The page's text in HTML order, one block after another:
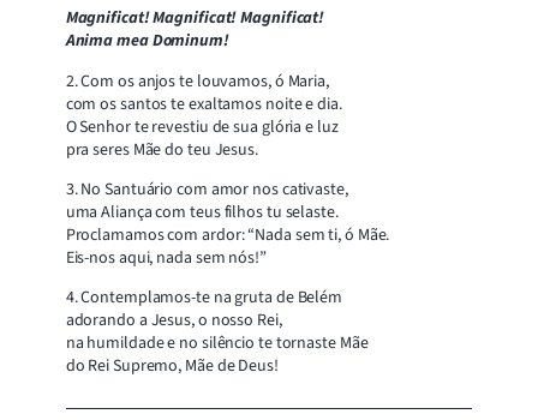
Magnificat! Magnificat! Magnificat!
Anima mea Dominum!
2. Com os anjos te louvamos, ó Maria,
com os santos te exaltamos noite e dia.
O Senhor te revestiu de sua glória e luz
pra seres Mãe do teu Jesus.
3. No Santuário com amor nos cativaste,
uma Aliança com teus filhos tu selaste.
Proclamamos com ardor: “Nada sem ti, ó Mãe.
Eis-nos aqui, nada sem nós!”
4. Contemplamos-te na gruta de Belém
adorando a Jesus, o nosso Rei,
na humildade e no silêncio te tornaste Mãe
do Rei Supremo, Mãe de Deus!